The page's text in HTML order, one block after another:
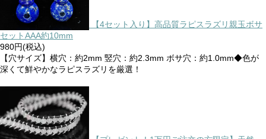
【4セット入り】高品質ラピスラズリ親玉ボサ
セットAAA約10mm
980円(税込)
【穴サイズ】横穴：約2mm 竪穴：約2.3mm ボサ穴：約1.0mm◆色が
深くて鮮やかなラピスラズリを厳選！